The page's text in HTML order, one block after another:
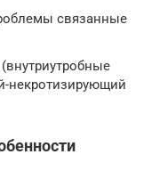
связанные
некротизирующий